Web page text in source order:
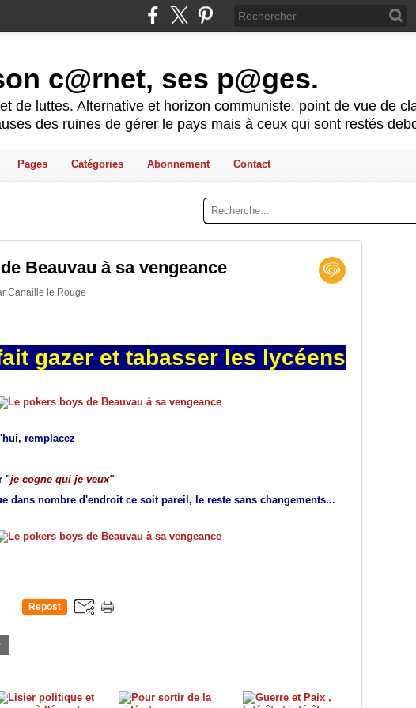
c@rnet, ses p@ges.
de luttes. Alternative et horizon communiste. point de vue de
des ruines de gérer le pays mais à ceux qui sont restés
Pages Catégories Abonnement Contact
Beauvau à sa vengeance
Canaille le Rouge
gazer et tabasser les lycéens
remplacez
"je cogne qui je veux"
dans nombre d'endroit ce soit pareil, le reste sans changements...
Repost